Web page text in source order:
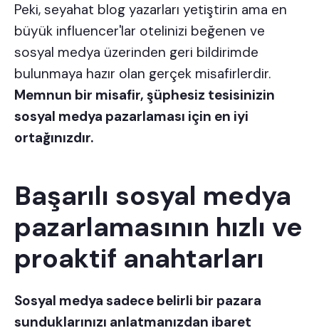
Peki, seyahat blog yazarları yetiştirin ama en
büyük influencer'lar otelinizi beğenen ve
sosyal medya üzerinden geri bildirimde
bulunmaya hazır olan gerçek misafirlerdir.
Memnun bir misafir, şüphesiz tesisinizin
sosyal medya pazarlaması için en iyi
ortağınızdır.
Başarılı sosyal medya
pazarlamasının hızlı ve
proaktif anahtarları
Sosyal medya sadece belirli bir pazara
sunduklarınızı anlatmanızdan ibaret